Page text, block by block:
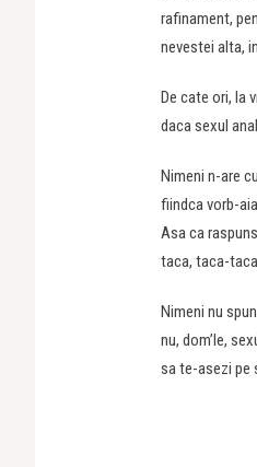
rafinament,
nevestei alta,
De cate ori, la
daca sexul
Nimeni n-are
fiindca vorb-
Asa ca
taca, taca-
Nimeni nu
nu, dom’le,
sa te-asezi pe